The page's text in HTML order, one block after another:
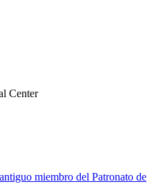
Center
miembro del Patronato de